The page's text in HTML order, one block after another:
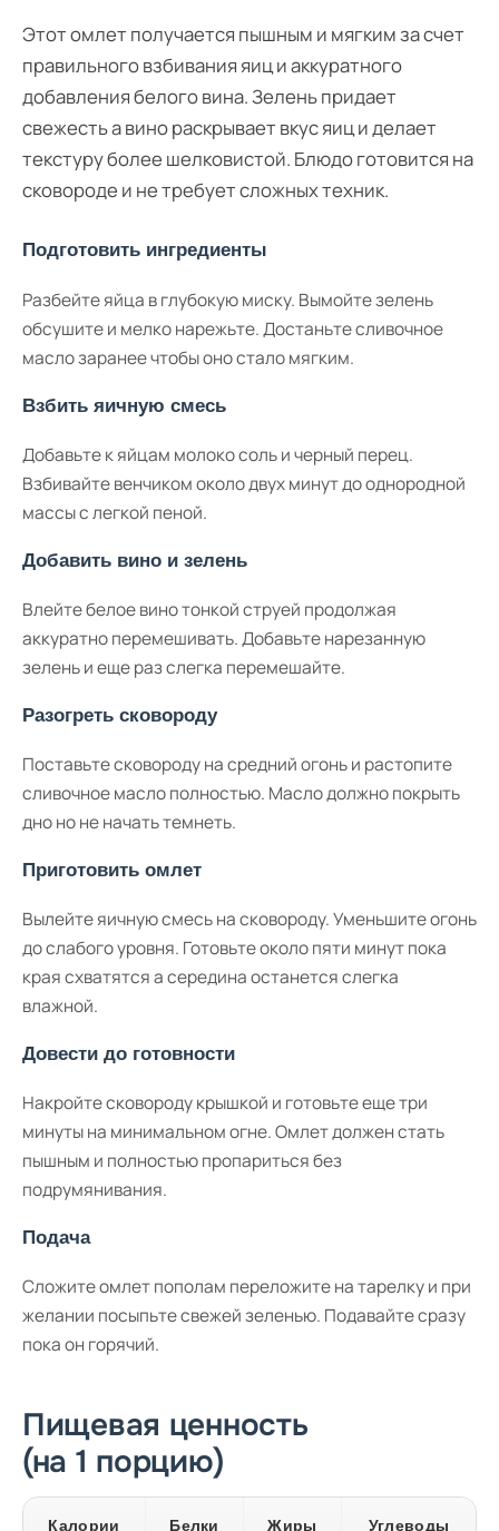
Этот омлет получается пышным и мягким за счет
правильного взбивания яиц и аккуратного
добавления белого вина. Зелень придает
свежесть а вино раскрывает вкус яиц и делает
текстуру более шелковистой. Блюдо готовится на
сковороде и не требует сложных техник.
Подготовить ингредиенты
Разбейте яйца в глубокую миску. Вымойте зелень
обсушите и мелко нарежьте. Достаньте сливочное
масло заранее чтобы оно стало мягким.
Взбить яичную смесь
Добавьте к яйцам молоко соль и черный перец.
Взбивайте венчиком около двух минут до однородной
массы с легкой пеной.
Добавить вино и зелень
Влейте белое вино тонкой струей продолжая
аккуратно перемешивать. Добавьте нарезанную
зелень и еще раз слегка перемешайте.
Разогреть сковороду
Поставьте сковороду на средний огонь и растопите
сливочное масло полностью. Масло должно покрыть
дно но не начать темнеть.
Приготовить омлет
Вылейте яичную смесь на сковороду. Уменьшите огонь
до слабого уровня. Готовьте около пяти минут пока
края схватятся а середина останется слегка
влажной.
Довести до готовности
Накройте сковороду крышкой и готовьте еще три
минуты на минимальном огне. Омлет должен стать
пышным и полностью пропариться без
подрумянивания.
Подача
Сложите омлет пополам переложите на тарелку и при
желании посыпьте свежей зеленью. Подавайте сразу
пока он горячий.
Пищевая ценность
(на 1 порцию)
Калории Белки Жиры Углеводы